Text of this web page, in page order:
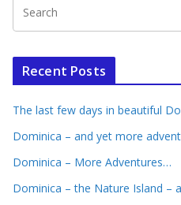
Recent Posts
The last few days in beautiful
Dominica – and yet more
Dominica – More Adventures…
Dominica – the Nature Island –